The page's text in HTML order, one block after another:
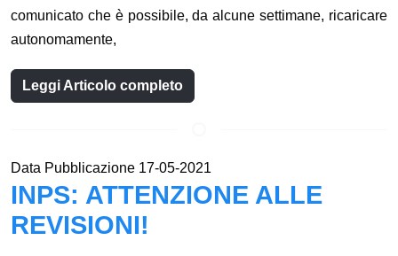
comunicato che è possibile, da alcune settimane, ricaricare
autonomamente,
Leggi Articolo completo
Data Pubblicazione 17-05-2021
INPS: ATTENZIONE ALLE
REVISIONI!